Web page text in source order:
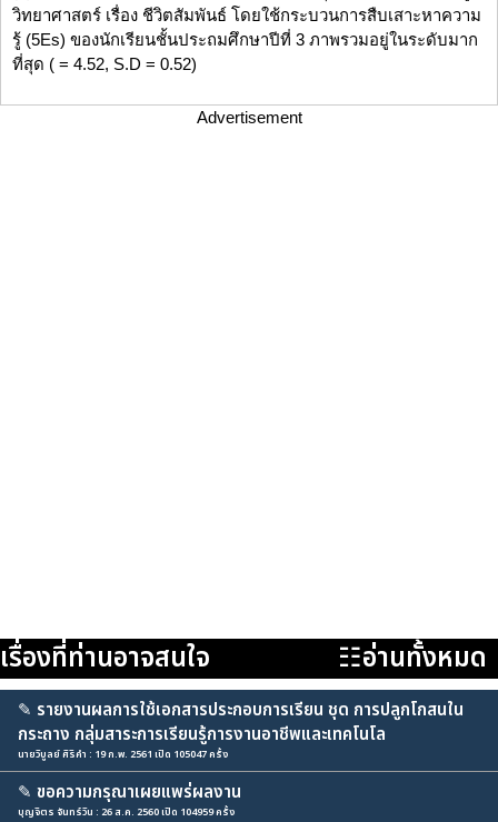
วิทยาศาสตร์ เรื่อง ชีวิตสัมพันธ์ โดยใช้กระบวนการสืบเสาะหาความ
รู้ (5Es) ของนักเรียนชั้นประถมศึกษาปีที่ 3 ภาพรวมอยู่ในระดับมาก
ที่สุด ( = 4.52, S.D = 0.52)
Advertisement
เรื่องที่ท่านอาจสนใจ ☷อ่านทั้งหมด
✎ รายงานผลการใช้เอกสารประกอบการเรียน ชุด การปลูกโกสนใน
กระถาง กลุ่มสาระการเรียนรู้การงานอาชีพและเทคโนโล
นายวิบูลย์ ศิริคำ : 19 ก.พ. 2561 เปิด 105047 ครั้ง
✎ ขอความกรุณาเผยแพร่ผลงาน
บุญจิตร จันทร์วิน : 26 ส.ค. 2560 เปิด 104959 ครั้ง